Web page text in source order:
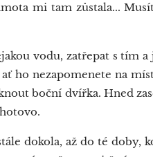
mi tam zůstala...
vodu, zatřepat s tím
ho nezapomenete na
boční dvířka. Hned
dokola, až do té doby,